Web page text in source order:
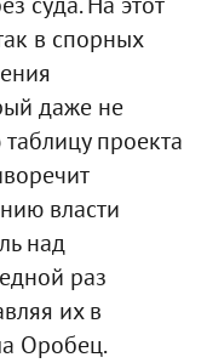
в спорных
даже не
проекта
власти
над
раз
их в
Оробец.